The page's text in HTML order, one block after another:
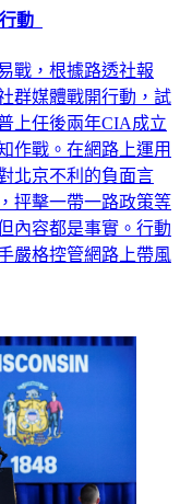
動
戰，根據路透社報
群媒體戰開行動，試
上任後兩年CIA成立
作戰。在網路上運用
北京不利的負面言
抨擊一帶一路政策等
內容都是事實。行動
嚴格控管網路上帶風